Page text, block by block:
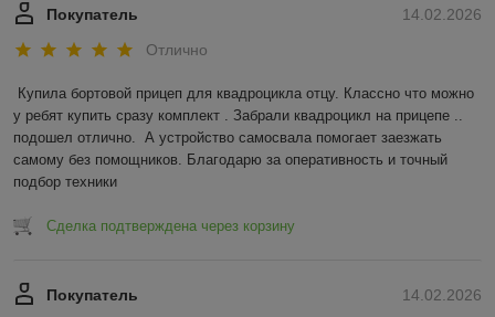
14.02.2026
Покупатель
Отлично
Купила бортовой прицеп для квадроцикла отцу. Классно что можно
у ребят купить сразу комплект . Забрали квадроцикл на прицепе ..
подошел отлично.  А устройство самосвала помогает заезжать
самому без помощников. Благодарю за оперативность и точный
подбор техники
Сделка подтверждена через корзину
14.02.2026
Покупатель